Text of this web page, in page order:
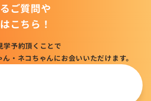
ご質問や
こちら！
学予約頂くことで
・ネコちゃんにお会いいただけます。